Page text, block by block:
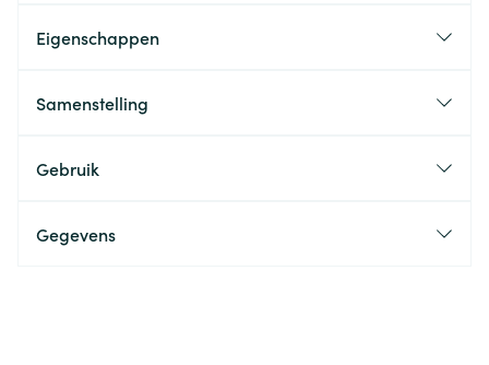
Eigenschappen
Samenstelling
Gebruik
Gegevens